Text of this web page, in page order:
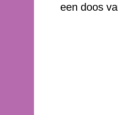
een doos